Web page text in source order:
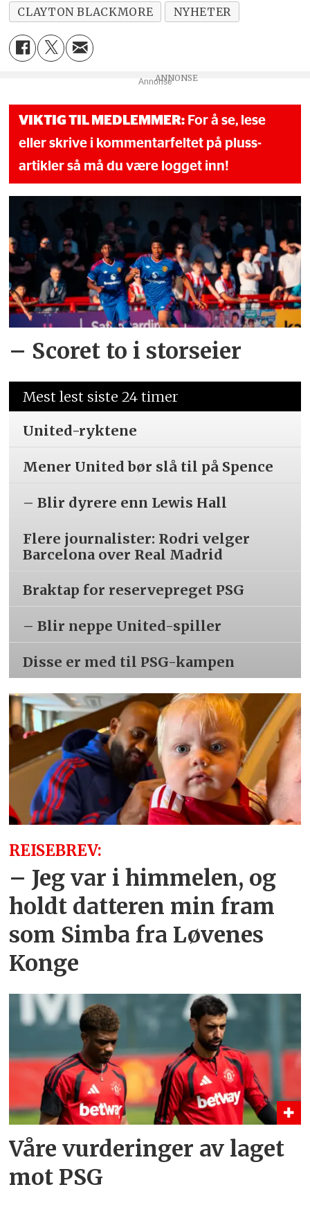
CLAYTON BLACKMORE
NYHETER
Annonse
VIKTIG TIL MEDLEMMER: For å se, lese
eller skrive i kommentarfeltet på pluss-
artikler så må du være logget inn!
– Scoret to i storseier
Mest lest siste 24 timer
United-ryktene
Mener United bør slå til på Spence
– Blir dyrere enn Lewis Hall
Flere journalister: Rodri velger
Barcelona over Real Madrid
Braktap for reservepreget PSG
– Blir neppe United-spiller
Disse er med til PSG-kampen
REISEBREV:
– Jeg var i himmelen, og
holdt datteren min fram
som Simba fra Løvenes
Konge
Våre vurderinger av laget
mot PSG